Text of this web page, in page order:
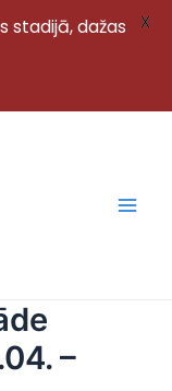
–
stadijā, dažas
X